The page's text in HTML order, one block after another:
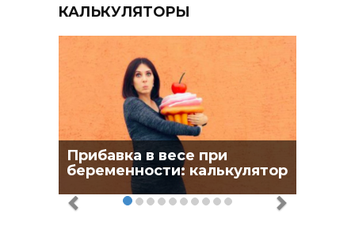
КАЛЬКУЛЯТОРЫ
Прибавка в весе при
беременности: калькулятор